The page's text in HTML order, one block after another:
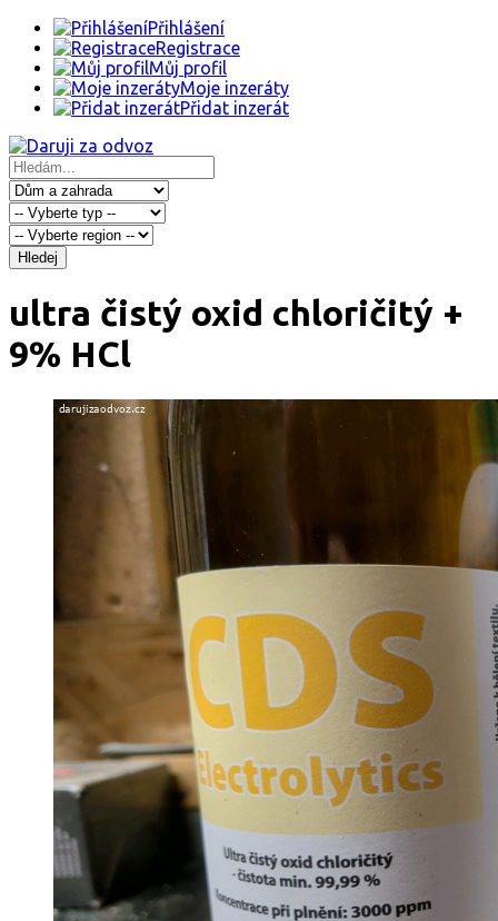
Přihlášení
Registrace
Můj profil
Moje inzeráty
Přidat inzerát
Hledej
ultra čistý oxid chloričitý +
9% HCl